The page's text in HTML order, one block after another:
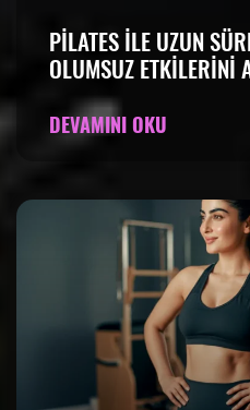
PILATES ILE UZUN
OLUMSUZ ETKILERINI
DEVAMINI OKU